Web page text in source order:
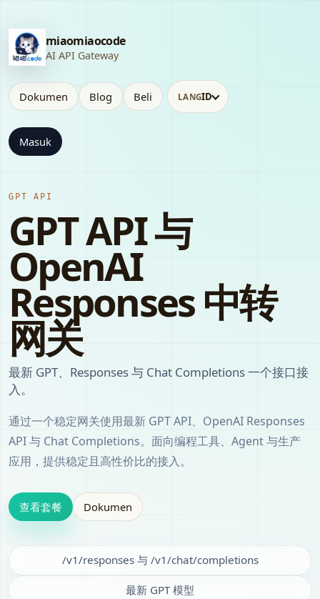
miaomiaocode
AI API Gateway
Dokumen Blog Beli LANGID
Masuk
GPT API
GPT API 与
OpenAI
Responses 中转
网关
最新 GPT、Responses 与 Chat Completions 一个接口接
入。
通过一个稳定网关使用最新 GPT API、OpenAI Responses
API 与 Chat Completions。面向编程工具、Agent 与生产
应用，提供稳定且高性价比的接入。
查看套餐 Dokumen
/v1/responses 与 /v1/chat/completions
最新 GPT 模型